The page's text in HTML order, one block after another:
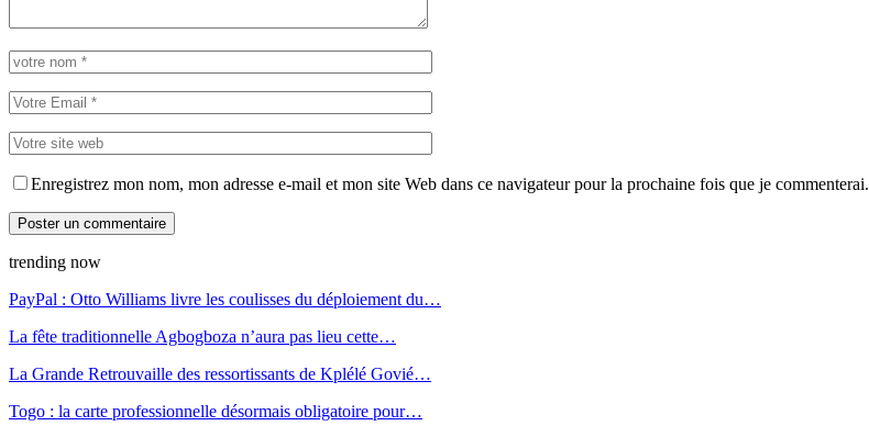
Enregistrez mon nom, mon adresse e-mail et mon site Web dans ce navigateur pour la prochaine fois que je commenterai.
trending now
PayPal : Otto Williams livre les coulisses du déploiement du…
La fête traditionnelle Agbogboza n’aura pas lieu cette…
La Grande Retrouvaille des ressortissants de Kplélé Govié…
Togo : la carte professionnelle désormais obligatoire pour…